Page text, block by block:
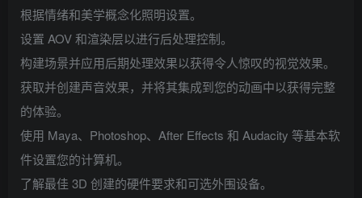
根据情绪和美学概念化照明设置。
设置 AOV 和渲染层以进行后处理控制。
构建场景并应用后期处理效果以获得令人惊叹的视觉效果。
获取并创建声音效果，并将其集成到您的动画中以获得完整
的体验。
使用 Maya、Photoshop、After Effects 和 Audacity 等基本软
件设置您的计算机。
了解最佳 3D 创建的硬件要求和可选外围设备。